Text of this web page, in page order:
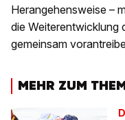
Herangehensweise –
die Weiterentwicklung
gemeinsam
MEHR ZUM